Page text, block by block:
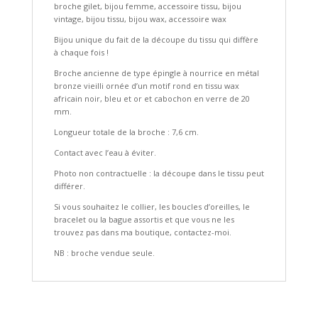
broche gilet, bijou femme, accessoire tissu, bijou
vintage, bijou tissu, bijou wax, accessoire wax
Bijou unique du fait de la découpe du tissu qui diffère
à chaque fois !
Broche ancienne de type épingle à nourrice en métal
bronze vieilli ornée d’un motif rond en tissu wax
africain noir, bleu et or et cabochon en verre de 20
mm.
Longueur totale de la broche : 7,6 cm.
Contact avec l’eau à éviter.
Photo non contractuelle : la découpe dans le tissu peut
différer.
Si vous souhaitez le collier, les boucles d’oreilles, le
bracelet ou la bague assortis et que vous ne les
trouvez pas dans ma boutique, contactez-moi.
NB : broche vendue seule.